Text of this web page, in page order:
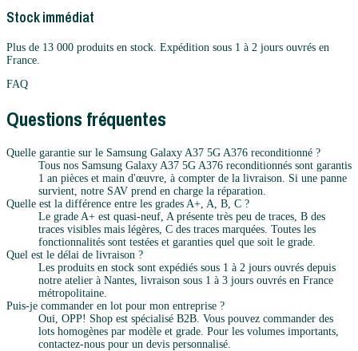
Stock immédiat
Plus de 13 000 produits en stock. Expédition sous 1 à 2 jours ouvrés en
France.
FAQ
Questions fréquentes
Quelle garantie sur le Samsung Galaxy A37 5G A376 reconditionné ?
Tous nos Samsung Galaxy A37 5G A376 reconditionnés sont garantis
1 an pièces et main d'œuvre, à compter de la livraison. Si une panne
survient, notre SAV prend en charge la réparation.
Quelle est la différence entre les grades A+, A, B, C ?
Le grade A+ est quasi-neuf, A présente très peu de traces, B des
traces visibles mais légères, C des traces marquées. Toutes les
fonctionnalités sont testées et garanties quel que soit le grade.
Quel est le délai de livraison ?
Les produits en stock sont expédiés sous 1 à 2 jours ouvrés depuis
notre atelier à Nantes, livraison sous 1 à 3 jours ouvrés en France
métropolitaine.
Puis-je commander en lot pour mon entreprise ?
Oui, OPP! Shop est spécialisé B2B. Vous pouvez commander des
lots homogènes par modèle et grade. Pour les volumes importants,
contactez-nous pour un devis personnalisé.